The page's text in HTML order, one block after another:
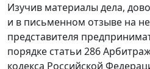
Изучив материалы дела,
и в письменном отзыве на
представителя
порядке статьи 286
кодекса Российской